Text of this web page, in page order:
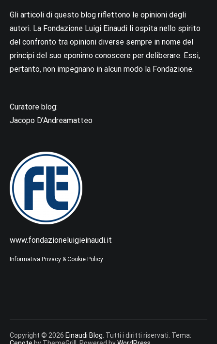
Gli articoli di questo blog riflettono le opinioni degli
autori. La Fondazione Luigi Einaudi li ospita nello spirito
del confronto tra opinioni diverse sempre in nome del
principi del suo eponimo conoscere per deliberare. Essi,
pertanto, non impegnano in alcun modo la Fondazione.
Curatore blog:
Jacopo D’Andreamatteo
www.fondazioneluigieinaudi.it
Informativa Privacy & Cookie Policy
Copyright © 2026 Einaudi Blog . Tutti i diritti riservati. Tema: